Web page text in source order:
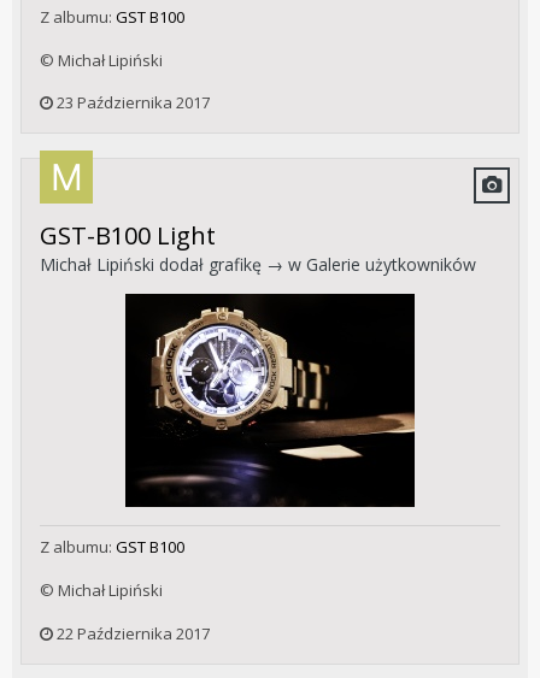
Z albumu: GST B100
© Michał Lipiński
23 Października 2017
GST-B100 Light
Michał Lipiński dodał grafikę → w Galerie użytkowników
Z albumu: GST B100
© Michał Lipiński
22 Października 2017